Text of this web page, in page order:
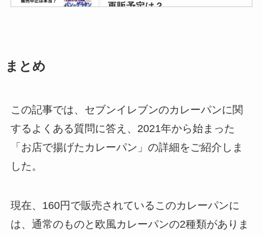
再販予定は？
gearガムはどこで売ってる？コン
ビニで買える？効果はなにがあ
復刻版はコンビニやAmazonで買
まとめ
この記事では、セブンイレブンのカレーパンに関
するよくある質問に答え、2021年から始まった
「お店で揚げたカレーパン」の詳細をご紹介しま
した。
現在、160円で販売されているこのカレーパンに
は、通常のものと欧風カレーパンの2種類がありま